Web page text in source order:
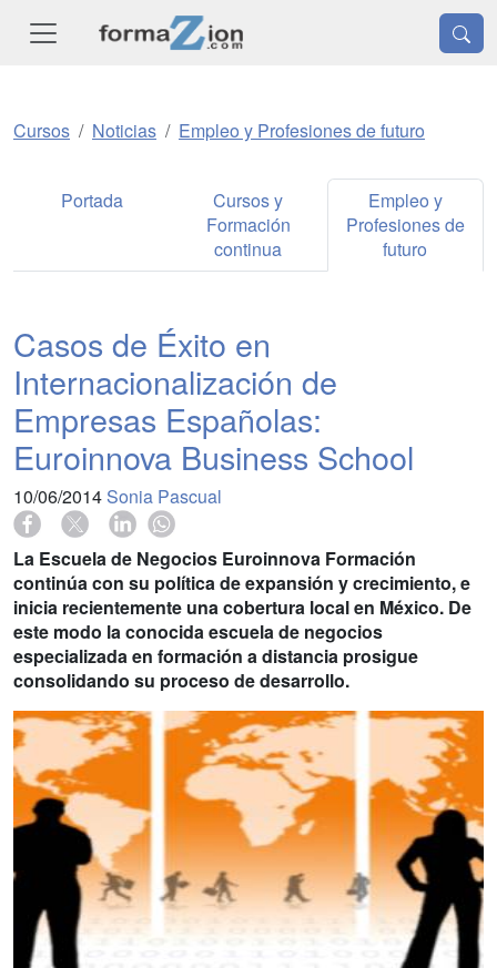
Cursos Noticias Empleo y Profesiones de futuro
Portada
Cursos y
Formación
continua
Empleo y
Profesiones de
futuro
Casos de Éxito en
Internacionalización de
Empresas Españolas:
Euroinnova Business School
10/06/2014 Sonia Pascual
La Escuela de Negocios Euroinnova Formación
continúa con su política de expansión y crecimiento, e
inicia recientemente una cobertura local en México. De
este modo la conocida escuela de negocios
especializada en formación a distancia prosigue
consolidando su proceso de desarrollo.